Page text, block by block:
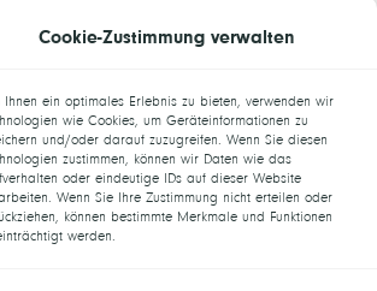
Data Protection
Cookie-Zustimmung verwalten
Ihnen ein optimales Erlebnis zu bieten, verwenden wir
wie Cookies, um Geräteinformationen zu
und/oder darauf zuzugreifen. Wenn Sie diesen
zustimmen, können wir Daten wie das
oder eindeutige IDs auf dieser Website
Wenn Sie Ihre Zustimmung nicht erteilen oder
können bestimmte Merkmale und Funktionen
werden.